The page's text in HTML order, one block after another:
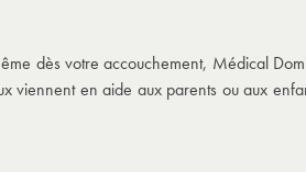
dès votre accouchement, Médical
viennent en aide aux parents ou aux